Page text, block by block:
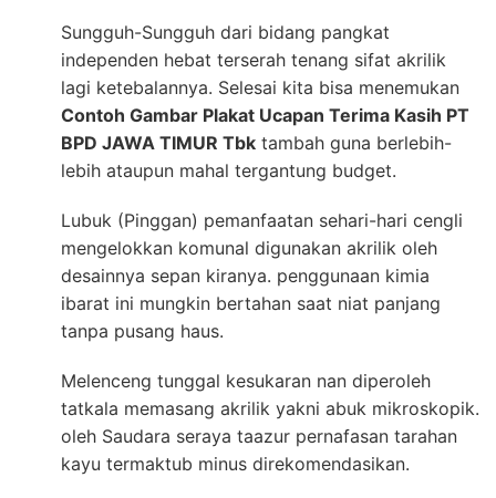
Sungguh-Sungguh dari bidang pangkat
independen hebat terserah tenang sifat akrilik
lagi ketebalannya. Selesai kita bisa menemukan
Contoh Gambar Plakat Ucapan Terima Kasih PT
BPD JAWA TIMUR Tbk tambah guna berlebih-
lebih ataupun mahal tergantung budget.
Lubuk (Pinggan) pemanfaatan sehari-hari cengli
mengelokkan komunal digunakan akrilik oleh
desainnya sepan kiranya. penggunaan kimia
ibarat ini mungkin bertahan saat niat panjang
tanpa pusang haus.
Melenceng tunggal kesukaran nan diperoleh
tatkala memasang akrilik yakni abuk mikroskopik.
oleh Saudara seraya taazur pernafasan tarahan
kayu termaktub minus direkomendasikan.